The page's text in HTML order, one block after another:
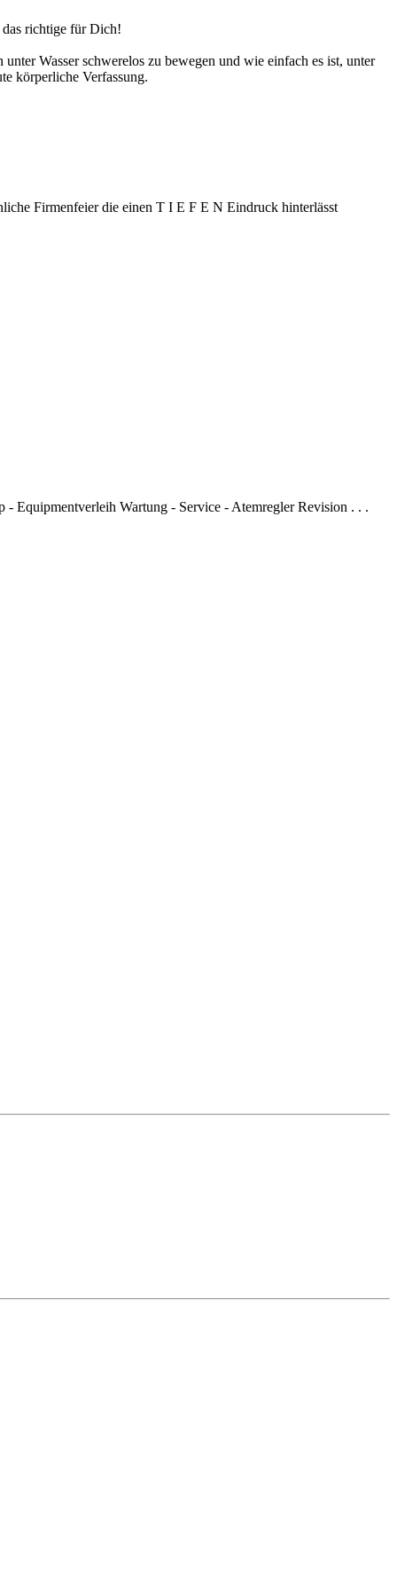
das richtige für Dich!
Wasser schw­ere­los zu bewe­gen und wie ein­fach es ist, unter
kör­per­liche Verfassung.
Firmenfeier die einen T I E F E N Eindruck hinterlässt
- Equipmentverleih Wartung - Service - Atemregler Revision . . .